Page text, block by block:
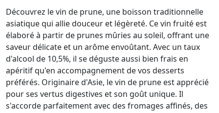
Découvrez le vin de prune, une boisson traditionnelle
asiatique qui allie douceur et légèreté. Ce vin fruité est
élaboré à partir de prunes mûries au soleil, offrant une
saveur délicate et un arôme envoûtant. Avec un taux
d'alcool de 10,5%, il se déguste aussi bien frais en
apéritif qu'en accompagnement de vos desserts
préférés. Originaire d'Asie, le vin de prune est apprécié
pour ses vertus digestives et son goût unique. Il
s'accorde parfaitement avec des fromages affinés, des